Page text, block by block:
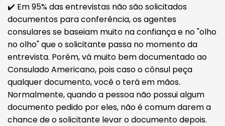
✔️ Em 95% das entrevistas não são solicitados
documentos para conferência, os agentes
consulares se baseiam muito na confiança e no "olho
no olho" que o solicitante passa no momento da
entrevista. Porém, vá muito bem documentado ao
Consulado Americano, pois caso o cônsul peça
qualquer documento, você o terá em mãos.
Normalmente, quando a pessoa não possui algum
documento pedido por eles, não é comum darem a
chance de o solicitante levar o documento depois.